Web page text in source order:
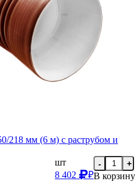
218 мм (6 м) с раструбом и
шт
8 402
₽
- +
В корзину